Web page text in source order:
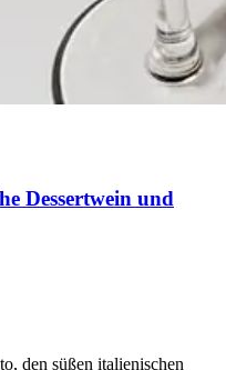
Dessertwein und
den süßen italienischen